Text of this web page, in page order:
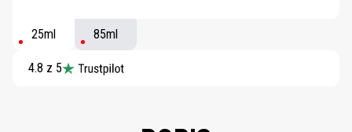
25ml 85ml
4.8 z 5